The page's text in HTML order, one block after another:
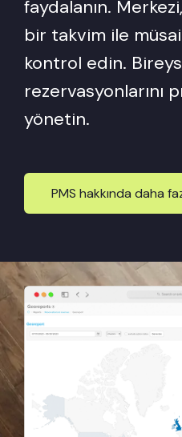
faydalanın.
bir takvim ile
kontrol edin.
rezervasyonlarını
yönetin.
PMS hakkında daha